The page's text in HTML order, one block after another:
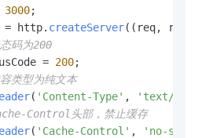
3000
= http. createServer( ( req, res
码为200
= 200;
类型为纯文本
( 'Content-Type' ,
'text/
Control头部，禁止缓存
( 'Cache-Control' ,
'no-